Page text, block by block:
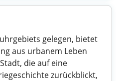
gelegen, bietet
aus urbanem Leben
die auf eine
zurückblickt,